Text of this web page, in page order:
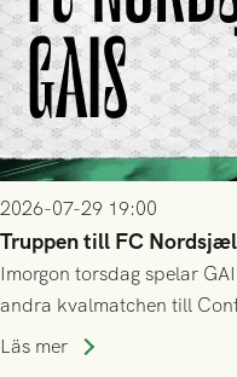
2026-07-29 19:00
Truppen till FC
Imorgon torsdag spelar
andra kvalmatchen till
Park! Fredrik Holmberg
Läs mer